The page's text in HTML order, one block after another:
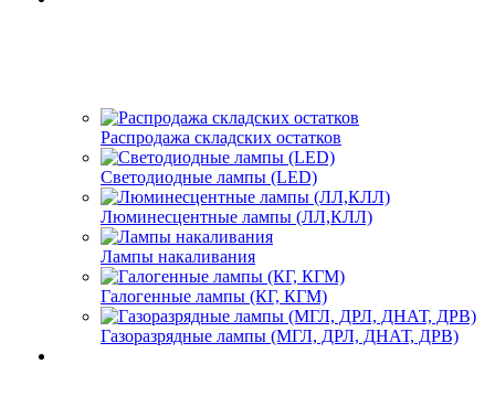
Распродажа складских остатков
Светодиодные лампы (LED)
Люминесцентные лампы (ЛЛ,КЛЛ)
Лампы накаливания
Галогенные лампы (КГ, КГМ)
Газоразрядные лампы (МГЛ, ДРЛ, ДНАТ, ДРВ)